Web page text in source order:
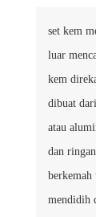
set kem
luar
kem
dibuat
atau
dan
berkemah
mendidih